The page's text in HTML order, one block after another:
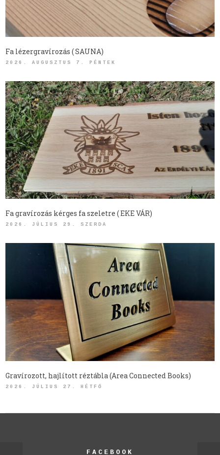
Fa lézergravírozás ( SAUNA)
2026. AUGUSZTUS 7. PÉNTEK
Fa gravírozás kérges fa szeletre ( EKE VÁR)
2026. JÚLIUS 29. SZERDA
Gravírozott, hajlított réztábla (Area Connected Books)
2026. JÚLIUS 27. HÉTFŐ
FACEBOOK